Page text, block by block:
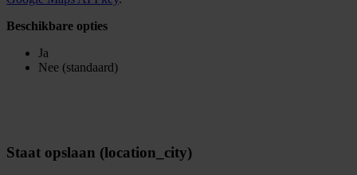
Beschikbare opties
Ja
Nee (standaard)
Staat opslaan (location_city)